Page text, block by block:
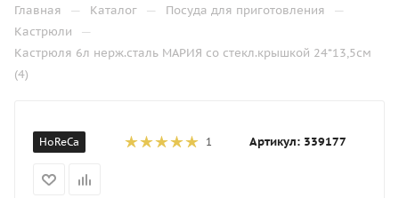
Главная — Каталог — Посуда для приготовления —
Кастрюли —
Кастрюля 6л нерж.сталь МАРИЯ со стекл.крышкой 24*13,5см
(4)
HoReCa 1 Артикул: 339177